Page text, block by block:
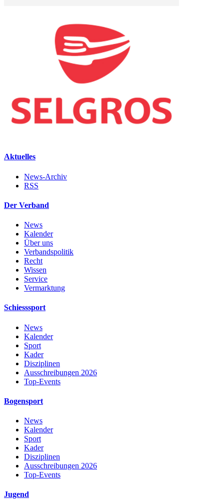
Aktuelles
News-Archiv
RSS
Der Verband
News
Kalender
Über uns
Verbandspolitik
Recht
Wissen
Service
Vermarktung
Schiesssport
News
Kalender
Sport
Kader
Disziplinen
Ausschreibungen 2026
Top-Events
Bogensport
News
Kalender
Sport
Kader
Disziplinen
Ausschreibungen 2026
Top-Events
Jugend